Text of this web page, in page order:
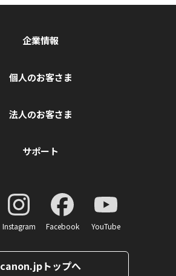
企業情報
個人のお客さま
法人のお客さま
サポート
Instagram Facebook YouTube
canon.jpトップへ